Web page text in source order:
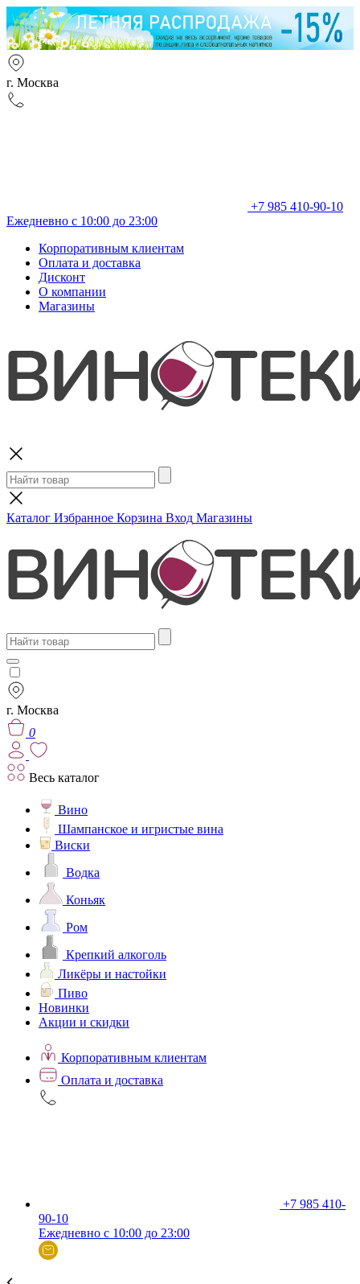
г. Москва
+7 985 410-90-10
Ежедневно с 10:00 до 23:00
Корпоративным клиентам
Оплата и доставка
Дисконт
О компании
Магазины
Каталог Избранное Корзина Вход Магазины
г. Москва
0
Весь каталог
Вино
Шампанское и игристые вина
Виски
Водка
Коньяк
Ром
Крепкий алкоголь
Ликёры и настойки
Пиво
Новинки
Акции и скидки
Корпоративным клиентам
Оплата и доставка
+7 985 410-
90-10
Ежедневно с 10:00 до 23:00